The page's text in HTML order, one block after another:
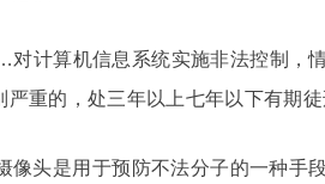
计算机信息系统实施非法控制，
重的，处三年以上七年以下有期徒
像头是用于预防不法分子的一种手